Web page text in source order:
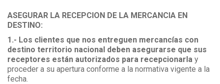
ASEGURAR LA RECEPCION DE LA MERCANCIA EN
DESTINO:
1.- Los clientes que nos entreguen mercancías con
destino territorio nacional deben asegurarse que sus
receptores están autorizados para recepcionarla y
proceder a su apertura conforme a la normativa vigente a la
fecha.